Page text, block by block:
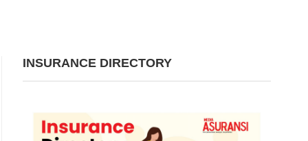
INSURANCE DIRECTORY